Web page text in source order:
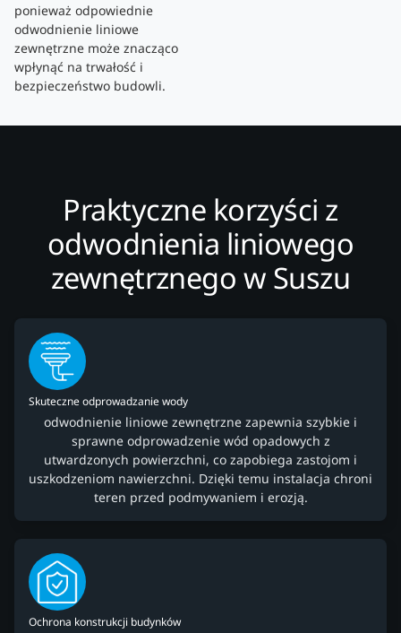
ponieważ odpowiednie
odwodnienie liniowe
zewnętrzne może znacząco
wpłynąć na trwałość i
bezpieczeństwo budowli.
Praktyczne korzyści z
odwodnienia liniowego
zewnętrznego w Suszu
Skuteczne odprowadzanie wody
odwodnienie liniowe zewnętrzne zapewnia szybkie i
sprawne odprowadzenie wód opadowych z
utwardzonych powierzchni, co zapobiega zastojom i
uszkodzeniom nawierzchni. Dzięki temu instalacja chroni
teren przed podmywaniem i erozją.
Ochrona konstrukcji budynków